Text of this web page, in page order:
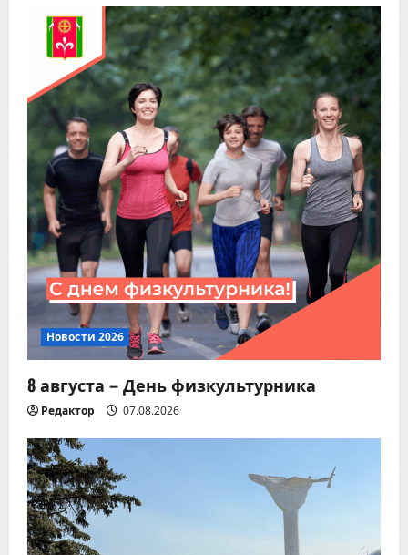
м
Новости 2026
8 августа – День физкультурника
Редактор 07.08.2026